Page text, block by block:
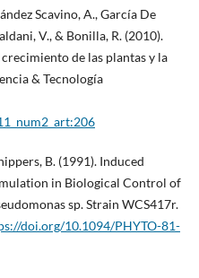
Scavino, A., García De
V., & Bonilla, R. (2010).
de las plantas y la
& Tecnología
B. (1991). Induced
in Biological Control of
sp. Strain WCS417r.
doi.org/10.1094/PHYTO-81-